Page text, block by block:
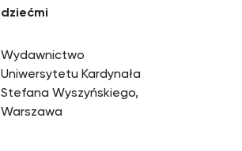
dziećmi
Wydawnictwo
Uniwersytetu Kardynała
Stefana Wyszyńskiego,
Warszawa